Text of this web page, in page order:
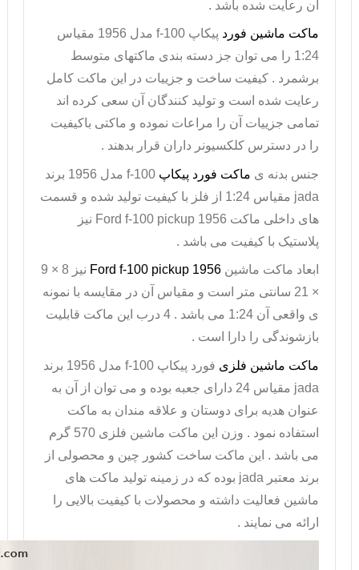
آن رعایت شده باشد .
ماکت ماشین فورد پیکاپ f-100
مدل 1956 مقیاس
1:24 را می توان جز دسته بندی ماکتهای متوسط
برشمرد . کیفیت ساخت و جزییات در این ماکت کامل
رعایت شده است و تولید کنندگان آن سعی کرده اند
تمامی جزییات آن را مراعات نموده و ماکتی باکیفیت
را در دسترس کلکسیونر داران قرار بدهند .
جنس بدنه ی ماکت فورد پیکاپ f-100 مدل 1956 برند
jada
مقیاس 1:24 از فلز با کیفیت تولید شده و قسمت
های داخلی ماکت Ford f-100 pickup 1956 نیز
پلاستیک با کیفیت می باشد .
ابعاد ماکت ماشین Ford f-100 pickup 1956
نیز 8 × 9
× 21 سانتی متر است و مقیاس آن در مقایسه با نمونه
ی واقعی آن 1:24 می باشد . 4 درب این ماکت قابلیت
بازشوندگی را دارا است .
ماکت ماشین فلزی فورد پیکاپ f-100 مدل 1956 برند
jada
مقیاس 24 دارای جعبه بوده و می توان از آن به
عنوان هدیه برای دوستان و علاقه مندان به ماکت
استفاده نمود . وزن این ماکت ماشین فلزی
570 گرم
می باشد . این ماکت ساخت کشور چین و محصولی از
برند معتبر jada بوده که در زمینه تولید ماکت های
ماشین فعالیت داشته و محصولات با کیفیت بالایی را
ارائه می نمایند .